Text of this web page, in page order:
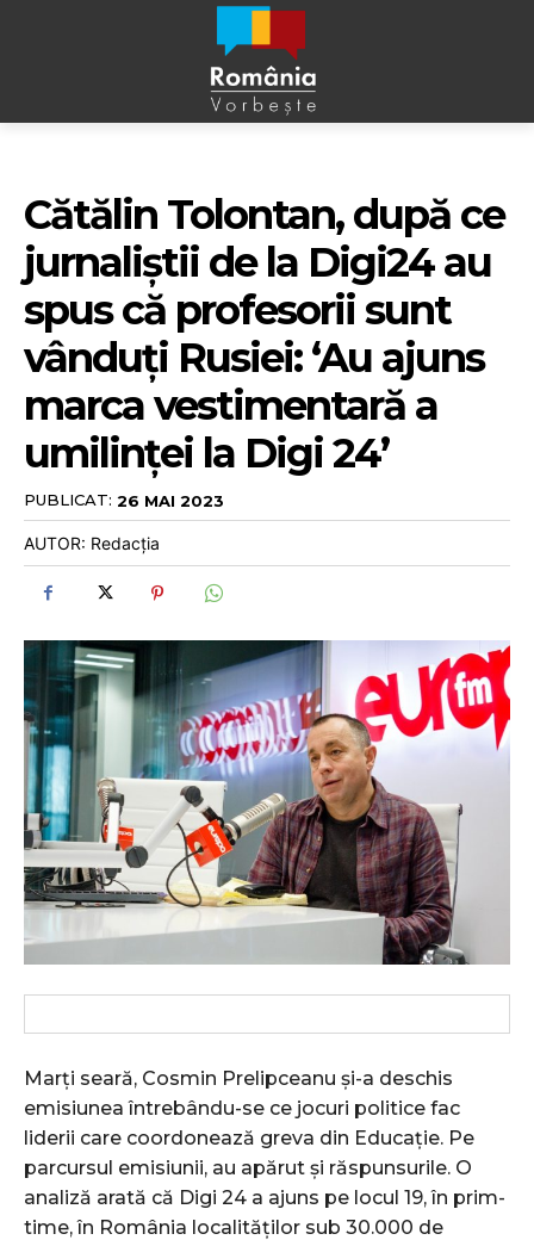
Cătălin Tolontan, după ce
jurnaliștii de la Digi24 au
spus că profesorii sunt
vânduți Rusiei: ‘Au ajuns
marca vestimentară a
umilinței la Digi 24’
PUBLICAT: 26 MAI 2023
AUTOR: Redacția
Marți seară, Cosmin Prelipceanu și-a deschis
emisiunea întrebându-se ce jocuri politice fac
liderii care coordonează greva din Educație. Pe
parcursul emisiunii, au apărut și răspunsurile. O
analiză arată că Digi 24 a ajuns pe locul 19, în prim-
time, în România localităților sub 30.000 de